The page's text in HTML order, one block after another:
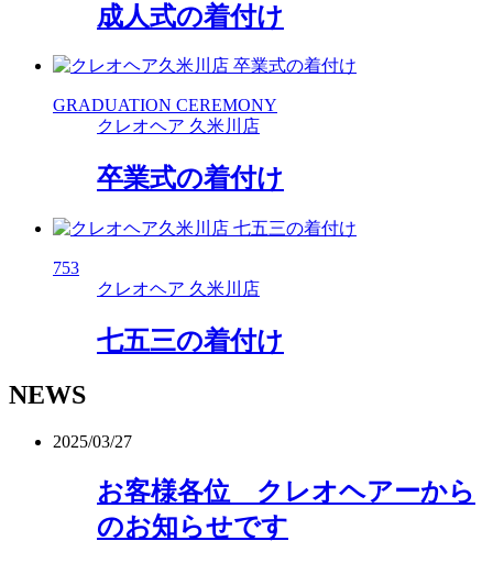
成人式の着付け
GRADUATION CEREMONY
クレオヘア 久米川店
卒業式の着付け
753
クレオヘア 久米川店
七五三の着付け
NEWS
2025/03/27
お客様各位 クレオヘアーから
のお知らせです